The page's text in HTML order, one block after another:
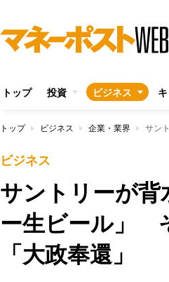
トップ 投資 ビジネス
トップ ビジネス 企業・業界
ビジネス
サントリーが背
ー生ビール」
「大政奉還」